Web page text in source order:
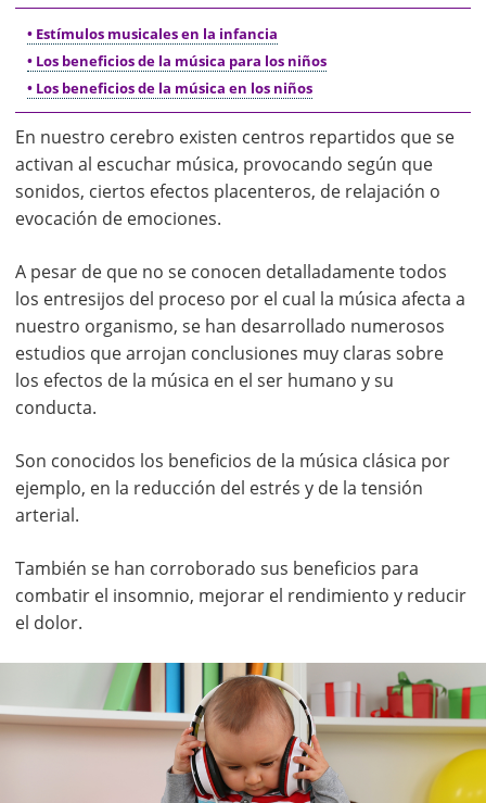
• Estímulos musicales en la infancia
• Los beneficios de la música para los niños
• Los beneficios de la música en los niños
En nuestro cerebro existen centros repartidos que se
activan al escuchar música, provocando según que
sonidos, ciertos efectos placenteros, de relajación o
evocación de emociones.
A pesar de que no se conocen detalladamente todos
los entresijos del proceso por el cual la música afecta a
nuestro organismo, se han desarrollado numerosos
estudios que arrojan conclusiones muy claras sobre
los efectos de la música en el ser humano y su
conducta.
Son conocidos los beneficios de la música clásica por
ejemplo, en la reducción del estrés y de la tensión
arterial.
También se han corroborado sus beneficios para
combatir el insomnio, mejorar el rendimiento y reducir
el dolor.